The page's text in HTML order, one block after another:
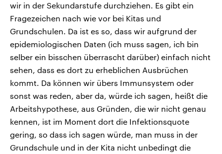
wir in der Sekundarstufe durchziehen. Es gibt ein
Fragezeichen nach wie vor bei Kitas und
Grundschulen. Da ist es so, dass wir aufgrund der
epidemiologischen Daten (ich muss sagen, ich bin
selber ein bisschen überrascht darüber) einfach nicht
sehen, dass es dort zu erheblichen Ausbrüchen
kommt. Da können wir übers Immunsystem oder
sonst was reden, aber da, würde ich sagen, heißt die
Arbeitshypothese, aus Gründen, die wir nicht genau
kennen, ist im Moment dort die Infektionsquote
gering, so dass ich sagen würde, man muss in der
Grundschule und in der Kita nicht unbedingt die